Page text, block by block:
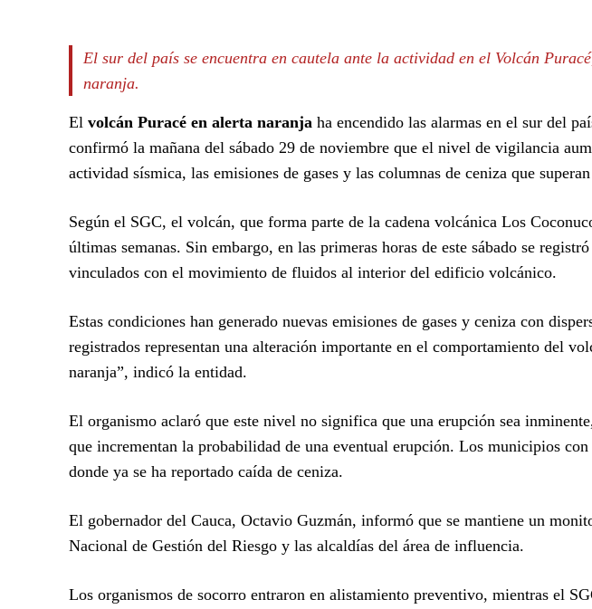
El sur del país se encuentra en cautela ante la actividad en el Volcán
naranja.
El volcán Puracé en alerta naranja ha encendido las alarmas en el sur del
confirmó la mañana del sábado 29 de noviembre que el nivel de vigilancia
actividad sísmica, las emisiones de gases y las columnas de ceniza que
Según el SGC, el volcán, que forma parte de la cadena volcánica Los
últimas semanas. Sin embargo, en las primeras horas de este sábado se
vinculados con el movimiento de fluidos al interior del edificio volcánico.
Estas condiciones han generado nuevas emisiones de gases y ceniza con
registrados representan una alteración importante en el comportamiento del
naranja”, indicó la entidad.
El organismo aclaró que este nivel no significa que una erupción sea
que incrementan la probabilidad de una eventual erupción. Los municipios
donde ya se ha reportado caída de ceniza.
El gobernador del Cauca, Octavio Guzmán, informó que se mantiene un
Nacional de Gestión del Riesgo y las alcaldías del área de influencia.
Los organismos de socorro entraron en alistamiento preventivo, mientras el